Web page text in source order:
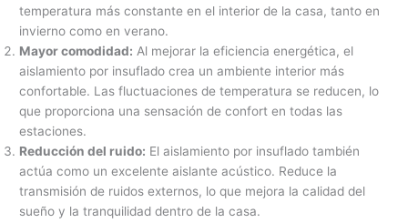
temperatura más constante en el interior de la casa, tanto en
invierno como en verano.
Mayor comodidad: Al mejorar la eficiencia energética, el
aislamiento por insuflado crea un ambiente interior más
confortable. Las fluctuaciones de temperatura se reducen, lo
que proporciona una sensación de confort en todas las
estaciones.
Reducción del ruido: El aislamiento por insuflado también
actúa como un excelente aislante acústico. Reduce la
transmisión de ruidos externos, lo que mejora la calidad del
sueño y la tranquilidad dentro de la casa.